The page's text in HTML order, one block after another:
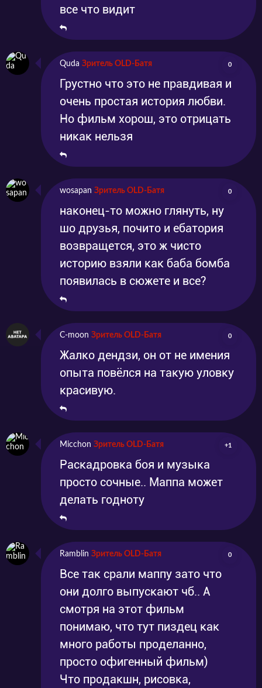
все что видит
Quda Зритель OLD-Батя 0
Грустно что это не правдивая и
очень простая история любви.
Но фильм хорош, это отрицать
никак нельзя
wosapan Зритель OLD-Батя 0
наконец-то можно глянуть, ну
шо друзья, почито и ебатория
возвращется, это ж чисто
историю взяли как баба бомба
появилась в сюжете и все?
C-moon Зритель OLD-Батя 0
Жалко дендзи, он от не имения
опыта повёлся на такую уловку
красивую.
Micchon Зритель OLD-Батя +1
Раскадровка боя и музыка
просто сочные.. Маппа может
делать годноту
Ramblin Зритель OLD-Батя 0
Все так срали маппу зато что
они долго выпускают чб.. А
смотря на этот фильм
понимаю, что тут пиздец как
много работы проделанно,
просто офигенный фильм)
Что продакшн, рисовка,